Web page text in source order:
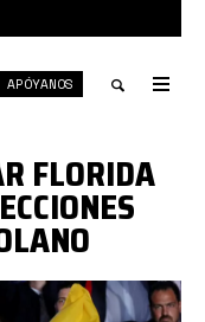
search
APÓYANOS
FLORIDA